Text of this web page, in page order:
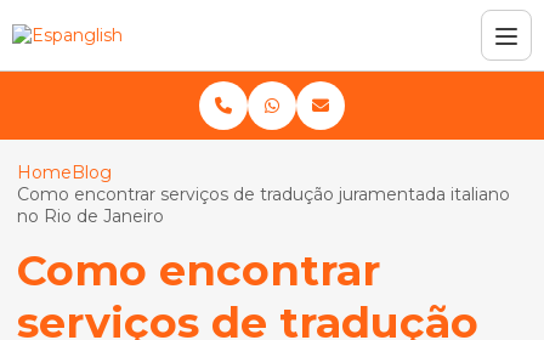
HomeBlog
Como encontrar serviços de tradução juramentada italiano
no Rio de Janeiro
Como encontrar
serviços de tradução